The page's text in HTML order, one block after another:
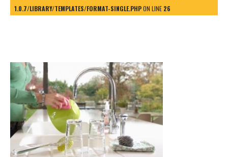
1.0.7/LIBRARY/TEMPLATES/FORMAT-SINGLE.PHPON LINE 26